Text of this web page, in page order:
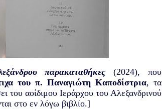
παρακαταθήκες (2024), που
του π. Παναγιώτη Καποδίστρια, τα
του αοίδιμου Ιεράρχου του Αλεξανδρινού
στο εν λόγω βιβλίο.]